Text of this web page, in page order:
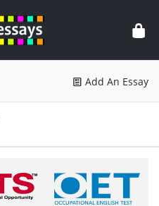
Add An Essay